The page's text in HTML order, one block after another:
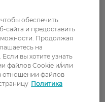
обеспечить
сайта и предоставить
Продолжая
на
вы хотите узнать
файлов Cookie и/или
отношении файлов
Политика